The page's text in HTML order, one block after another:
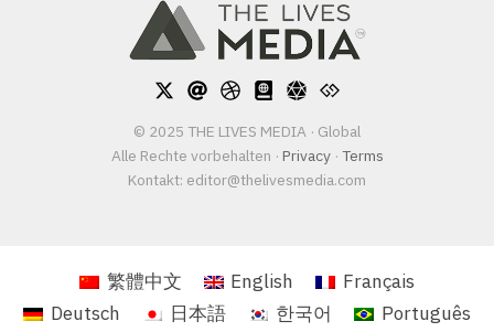
© 2025 THE LIVES MEDIA · Global
Alle Rechte vorbehalten · Privacy· Terms
Kontakt: editor@thelivesmedia.com
繁體中文 English
Français
Deutsch
日本語 한국어 Português